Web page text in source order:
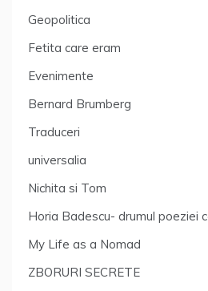
Geopolitica
Fetita care eram
Evenimente
Bernard Brumberg
Traduceri
universalia
Nichita si Tom
Horia Badescu- drumul poeziei
My Life as a Nomad
ZBORURI SECRETE